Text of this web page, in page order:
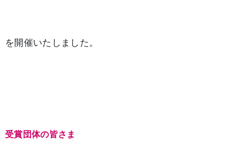
を開催いたしました。
受賞団体の皆さま